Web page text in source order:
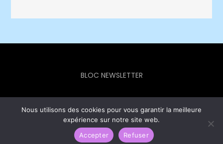
l’article
BLOC NEWSLETTER
Europe Info Hebdo © 2023 - Theme Focus Blog by
Creativ
Themes
Nous utilisons des cookies pour vous garantir la meilleure
expérience sur notre site web.
Accepter
Refuser